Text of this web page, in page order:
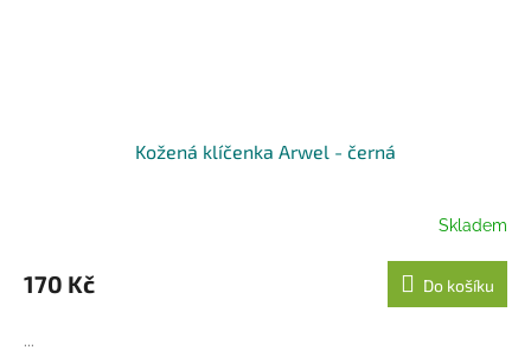
Kožená klíčenka Arwel - černá
Skladem
170 Kč Do košíku
...